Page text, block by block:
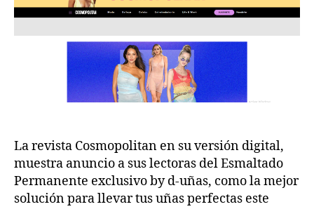
La revista Cosmopolitan en su versión digital,
muestra anuncio a sus lectoras del Esmaltado
Permanente exclusivo by d-uñas, como la mejor
solución para llevar tus uñas perfectas este